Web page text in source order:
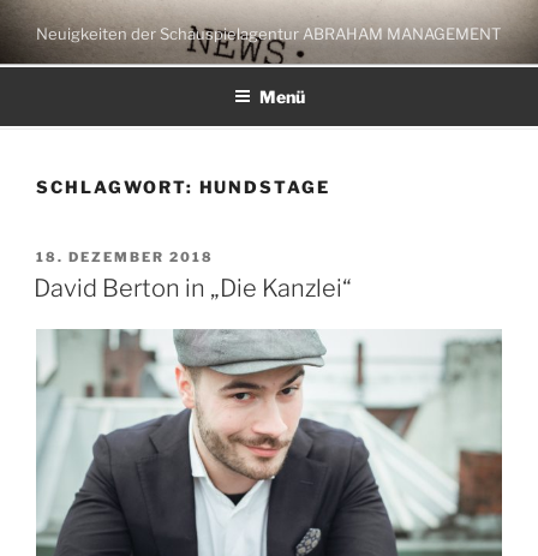
Zum
Inhalt
springen
Neuigkeiten der Schauspielagentur ABRAHAM MANAGEMENT
Menü
SCHLAGWORT: HUNDSTAGE
VERÖFFENTLICHT
AM
18. DEZEMBER 2018
David Berton in „Die Kanzlei“